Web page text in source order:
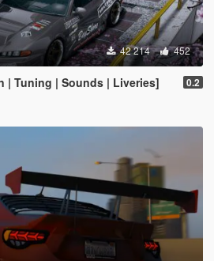
42 214 452
| Tuning | Sounds | Liveries] 0.2